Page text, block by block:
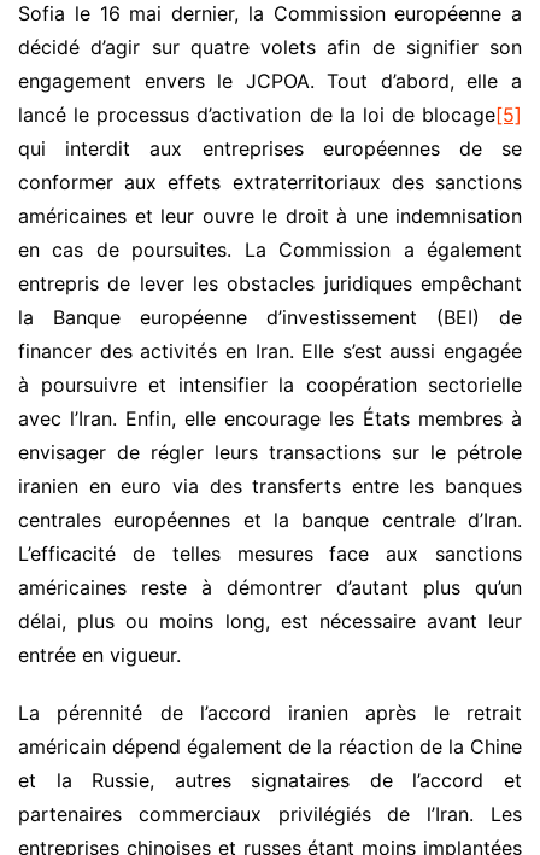
Sofia le 16 mai dernier, la Commission européenne a
décidé d’agir sur quatre volets afin de signifier son
engagement envers le JCPOA. Tout d’abord, elle a
lancé le processus d’activation de la loi de blocage[5]
qui interdit aux entreprises européennes de se
conformer aux effets extraterritoriaux des sanctions
américaines et leur ouvre le droit à une indemnisation
en cas de poursuites. La Commission a également
entrepris de lever les obstacles juridiques empêchant
la Banque européenne d’investissement (BEI) de
financer des activités en Iran. Elle s’est aussi engagée
à poursuivre et intensifier la coopération sectorielle
avec l’Iran. Enfin, elle encourage les États membres à
envisager de régler leurs transactions sur le pétrole
iranien en euro via des transferts entre les banques
centrales européennes et la banque centrale d’Iran.
L’efficacité de telles mesures face aux sanctions
américaines reste à démontrer d’autant plus qu’un
délai, plus ou moins long, est nécessaire avant leur
entrée en vigueur.
La pérennité de l’accord iranien après le retrait
américain dépend également de la réaction de la Chine
et la Russie, autres signataires de l’accord et
partenaires commerciaux privilégiés de l’Iran. Les
entreprises chinoises et russes étant moins implantées